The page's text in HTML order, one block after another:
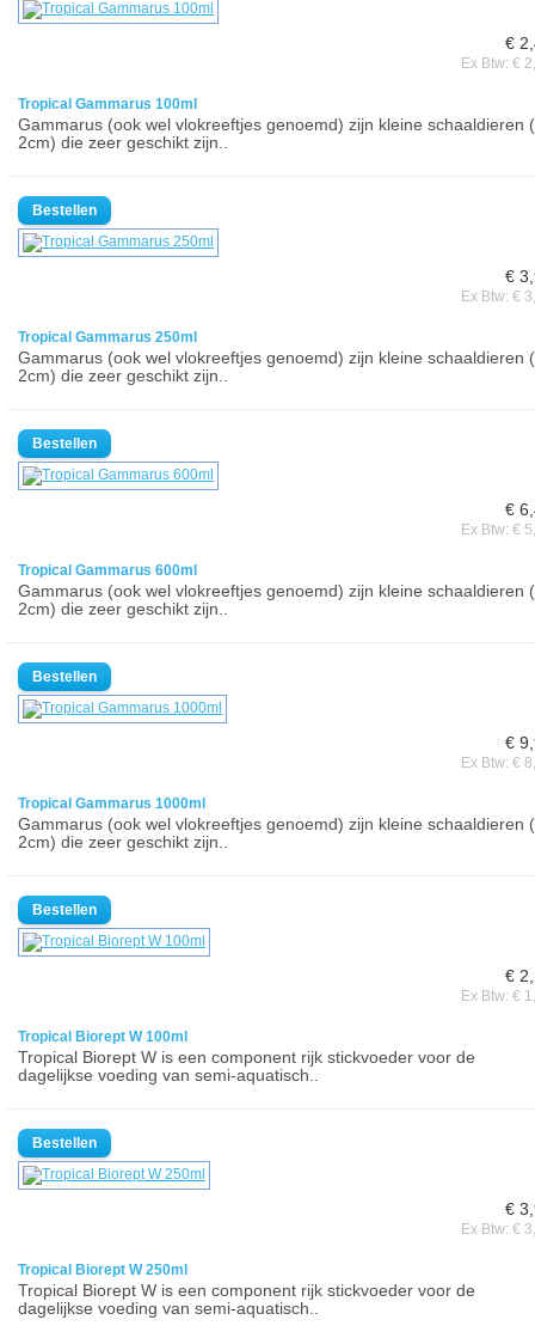
€
Ex Btw: €
Tropical Gammarus 100ml
Gammarus (ook wel vlokreeftjes genoemd) zijn kleine schaaldieren
2cm) die zeer geschikt zijn..
€
Ex Btw: €
Tropical Gammarus 250ml
Gammarus (ook wel vlokreeftjes genoemd) zijn kleine schaaldieren
2cm) die zeer geschikt zijn..
€
Ex Btw: €
Tropical Gammarus 600ml
Gammarus (ook wel vlokreeftjes genoemd) zijn kleine schaaldieren
2cm) die zeer geschikt zijn..
€
Ex Btw: €
Tropical Gammarus 1000ml
Gammarus (ook wel vlokreeftjes genoemd) zijn kleine schaaldieren
2cm) die zeer geschikt zijn..
€
Ex Btw: €
Tropical Biorept W 100ml
Tropical Biorept W is een component rijk stickvoeder voor de
dagelijkse voeding van semi-aquatisch..
€
Ex Btw: €
Tropical Biorept W 250ml
Tropical Biorept W is een component rijk stickvoeder voor de
dagelijkse voeding van semi-aquatisch..